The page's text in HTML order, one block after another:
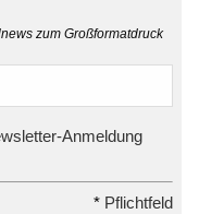
zum Großformatdruck
Anmeldung
* Pflichtfeld